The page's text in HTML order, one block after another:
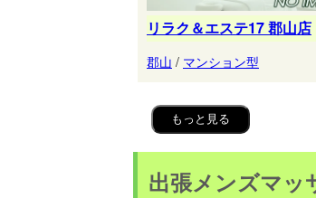
リラク＆エステ17 郡山店
郡山 / マンション型
もっと見る
出張メンズマッ